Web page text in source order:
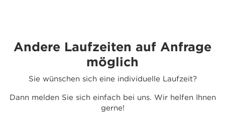
Andere Laufzeiten auf Anfrage
möglich
Sie wünschen sich eine individuelle Laufzeit?
Dann melden Sie sich einfach bei uns. Wir helfen Ihnen
gerne!